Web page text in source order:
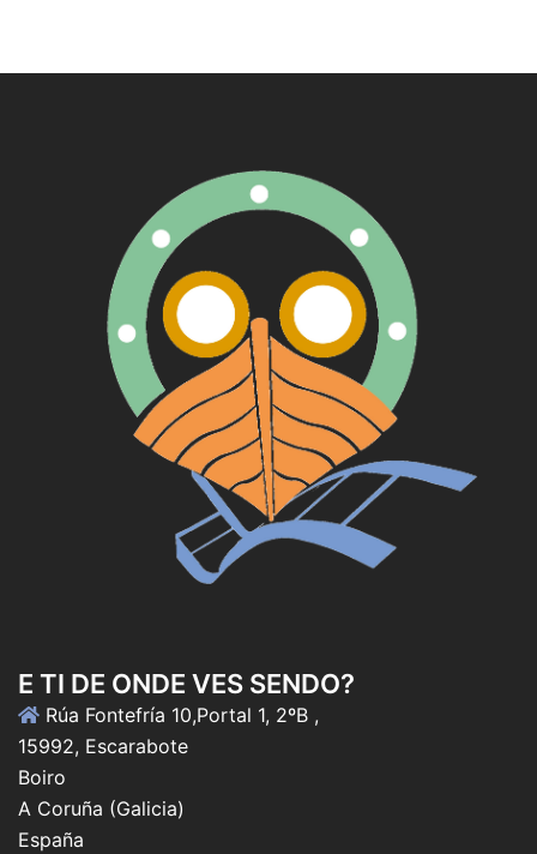
E TI DE ONDE VES SENDO?
Rúa Fontefría 10,Portal 1, 2ºB ,
15992, Escarabote
Boiro
A Coruña (Galicia)
España